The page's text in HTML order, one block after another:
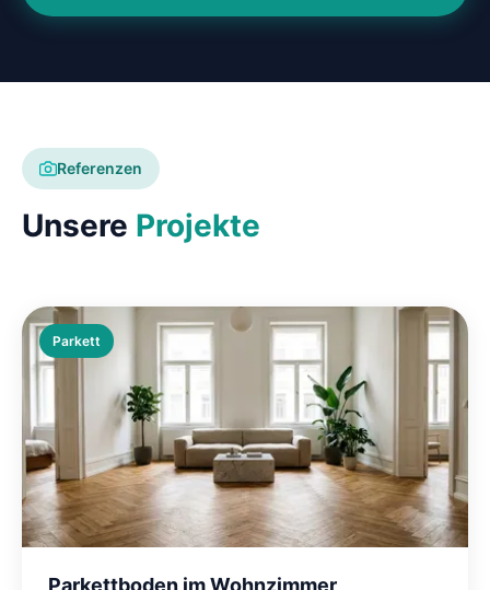
Referenzen
Unsere Projekte
Parkett
Parkettboden im Wohnzimmer